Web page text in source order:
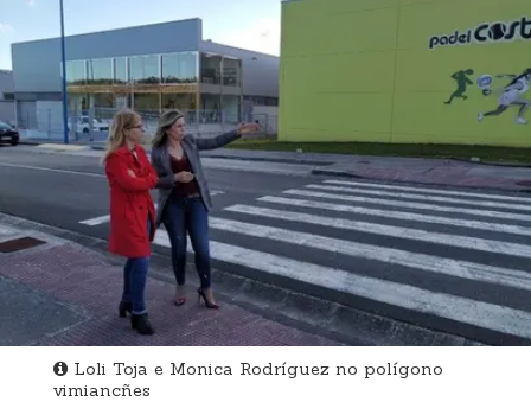
Loli Toja e Monica Rodríguez no polígono
vimiancñes